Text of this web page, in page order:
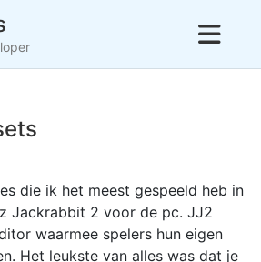
die ik het meest gespeeld heb in
Jackrabbit 2 voor de pc. JJ2
waarmee spelers hun eigen
Het leukste van alles was dat je